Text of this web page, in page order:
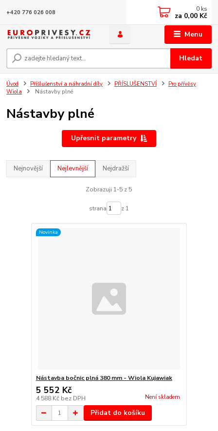
Menu
Hledat
+420 776 026 008 0 ks
za 0,00 Kč
Úvod Příšlušenství a náhradní díly PŘÍSLUŠENSTVÍ
Pro přívěsy
Wiola
Nástavby plné
Nástavby plné
Upřesnit parametry
Nejnovější Nejlevnější Nejdražší
Zobrazuji 1-5 z 5
strana z 1
Novinka
Nástavba bočnic plná 380 mm - Wiola Kujawiak
5 552 Kč
4 588 Kč bez DPH Není skladem
Přidat do košíku